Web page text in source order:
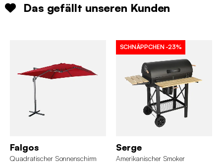
Das gefällt unseren Kunden
Falgos
Quadratischer Sonnenschirm
SCHNÄPPCHEN -23%
Serge
Amerikanischer Smoker